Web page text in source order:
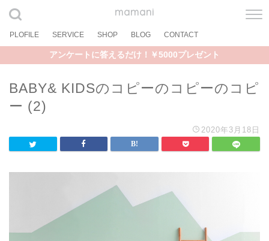
mamani
PLOFILE SERVICE SHOP BLOG CONTACT
アンケートに答えるだけ！￥5000プレゼント
BABY& KIDSのコピーのコピーのコピ
ー (2)
2020年3月18日